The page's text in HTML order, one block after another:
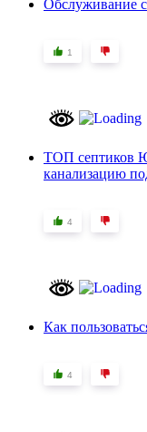
Обслуживание
1
ТОП септиков
канализацию
4
Как
4